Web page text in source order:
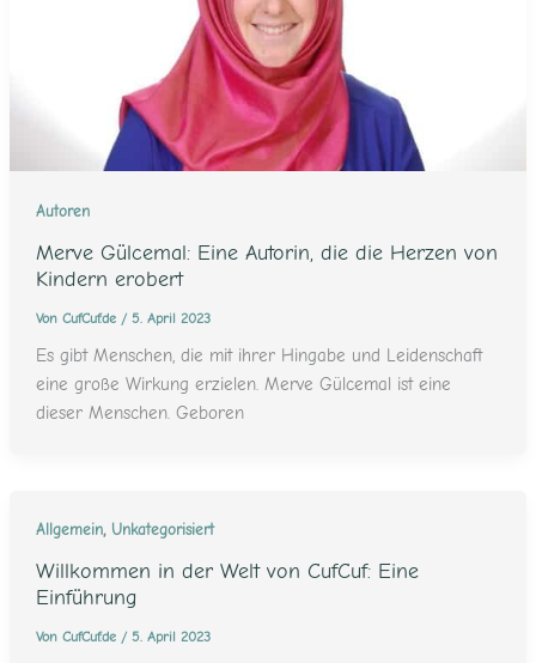
Autoren
Merve Gülcemal: Eine Autorin, die die Herzen von
Kindern erobert
Von CufCuf.de / 5. April 2023
Es gibt Menschen, die mit ihrer Hingabe und Leidenschaft
eine große Wirkung erzielen. Merve Gülcemal ist eine
dieser Menschen. Geboren
Allgemein, Unkategorisiert
Willkommen in der Welt von CufCuf: Eine
Einführung
Von CufCuf.de / 5. April 2023